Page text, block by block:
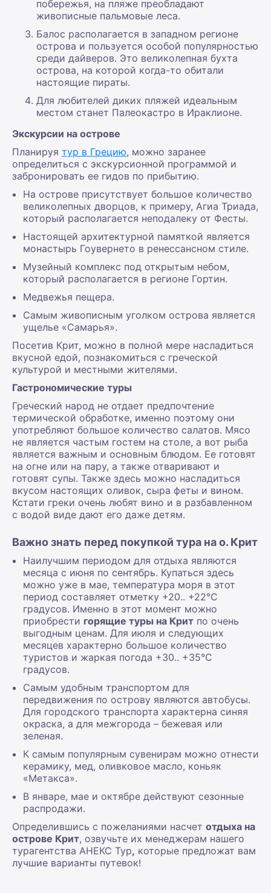
побережья, на пляже преобладают
живописные пальмовые леса.
Балос располагается в западном регионе
острова и пользуется особой популярностью
среди дайверов. Это великолепная бухта
острова, на которой когда-то обитали
настоящие пираты.
Для любителей диких пляжей идеальным
местом станет Палеокастро в Ираклионе.
Экскурсии на острове
Планируя тур в Грецию, можно заранее
определиться с экскурсионной программой и
забронировать ее гидов по прибытию.
На острове присутствует большое количество
великолепных дворцов, к примеру, Агиа Триада,
который располагается неподалеку от Фесты.
Настоящей архитектурной памяткой является
монастырь Гоувернето в ренессансном стиле.
Музейный комплекс под открытым небом,
который располагается в регионе Гортин.
Медвежья пещера.
Самым живописным уголком острова является
ущелье «Самарья».
Посетив Крит, можно в полной мере насладиться
вкусной едой, познакомиться с греческой
культурой и местными жителями.
Гастрономические туры
Греческий народ не отдает предпочтение
термической обработке, именно поэтому они
употребляют большое количество салатов. Мясо
не является частым гостем на столе, а вот рыба
является важным и основным блюдом. Ее готовят
на огне или на пару, а также отваривают и
готовят супы. Также здесь можно насладиться
вкусом настоящих оливок, сыра феты и вином.
Кстати греки очень любят вино и в разбавленном
с водой виде дают его даже детям.
Важно знать перед покупкой тура на о. Крит
Наилучшим периодом для отдыха являются
месяца с июня по сентябрь. Купаться здесь
можно уже в мае, температура моря в этот
период составляет отметку +20.. +22°С
градусов. Именно в этот момент можно
приобрести горящие туры на Крит по очень
выгодным ценам. Для июля и следующих
месяцев характерно большое количество
туристов и жаркая погода +30.. +35°С
градусов.
Самым удобным транспортом для
передвижения по острову являются автобусы.
Для городского транспорта характерна синяя
окраска, а для межгорода – бежевая или
зеленая.
К самым популярным сувенирам можно отнести
керамику, мед, оливковое масло, коньяк
«Метакса».
В январе, мае и октябре действуют сезонные
распродажи.
Определившись с пожеланиями насчет отдыха на
острове Крит, озвучьте их менеджерам нашего
турагентства АНЕКС Тур, которые предложат вам
лучшие варианты путевок!